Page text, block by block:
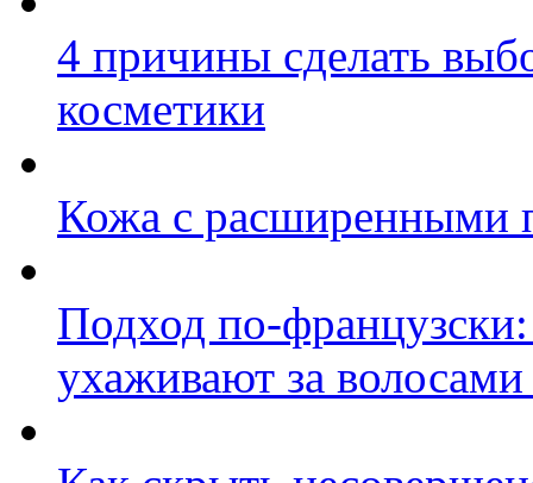
4 причины сделать
косметики
Кожа с расширенными
Подход по-французски:
ухаживают за